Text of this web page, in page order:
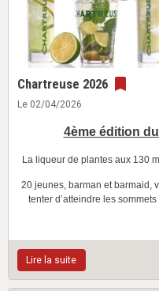
Chartreuse 2026
Le 02/04/2026
4ème édition
La liqueur de plantes aux 130
20 jeunes, barman et barmaid,
tenter d’atteindre les
Lire la suite